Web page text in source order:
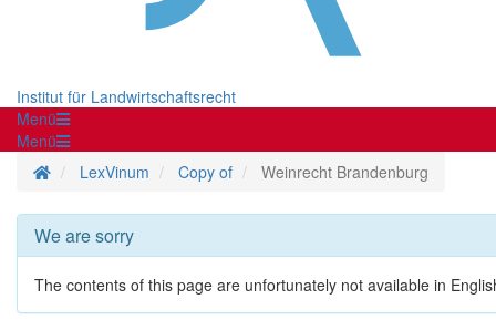
Institut für Landwirtschaftsrecht
Menü
Menü
Homepage
LexVinum Copy of Weinrecht Brandenburg
We are sorry
The contents of this page are unfortunately not available in